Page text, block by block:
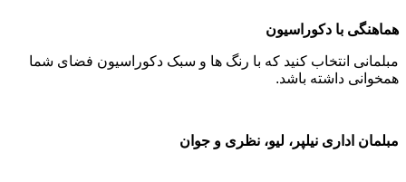
هماهنگی با دکوراسیون
مبلمانی انتخاب کنید که با رنگ ها و سبک دکوراسیون فضای شما
همخوانی داشته باشد.
مبلمان اداری نیلپر، لیو، نظری و جوان